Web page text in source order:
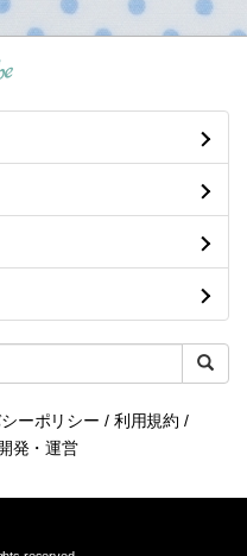
大粒 デューク フルーツ 果物 おやつ
フェノール 送料無料